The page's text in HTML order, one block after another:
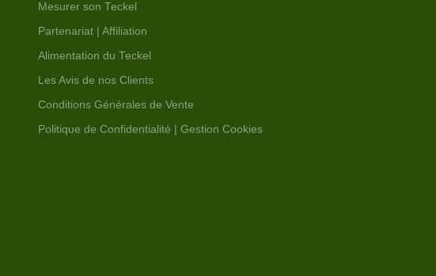
Mesurer son Teckel
Partenariat | Affiliation
Alimentation du Teckel
Les Avis de nos Clients
Conditions Générales de Vente
Politique de Confidentialité | Gestion Cookies